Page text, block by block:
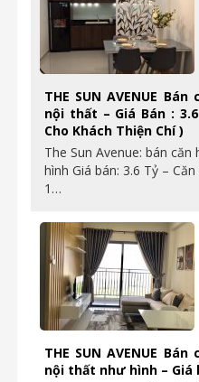
THE SUN AVENUE
nội thất – Giá Bán :
Cho Khách Thiện Chí )
The Sun Avenue: bán
hình Giá bán: 3.6 Tỷ –
1…
THE SUN AVENUE
nội thất như hình – Giá